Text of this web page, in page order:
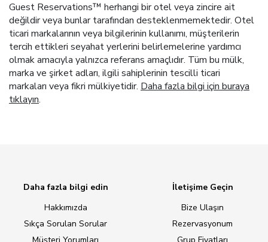
Guest Reservations™ herhangi bir otel veya zincire ait
değildir veya bunlar tarafından desteklenmemektedir. Otel
ticari markalarının veya bilgilerinin kullanımı, müşterilerin
tercih ettikleri seyahat yerlerini belirlemelerine yardımcı
olmak amacıyla yalnızca referans amaçlıdır. Tüm bu mülk,
marka ve şirket adları, ilgili sahiplerinin tescilli ticari
markaları veya fikri mülkiyetidir. Daha fazla bilgi için buraya
tıklayın.
Daha fazla bilgi edin
Hakkımızda
Sıkça Sorulan Sorular
İletişime Geçin
Bize Ulaşın
Rezervasyonum